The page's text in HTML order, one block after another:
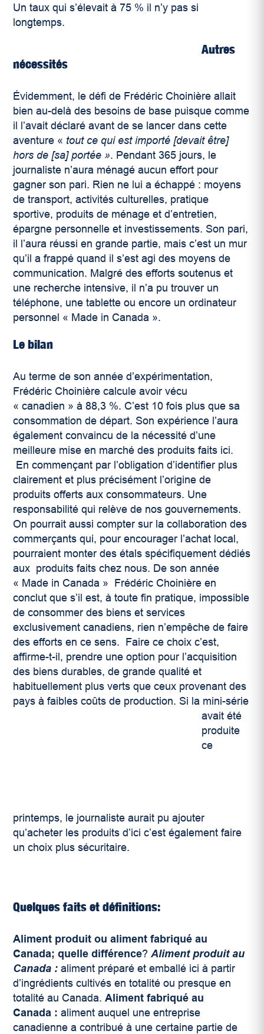
Un taux qui s’élevait à 75 % il n’y pas si
longtemps.
Autres
nécessités
Évidemment, le défi de Frédéric Choinière allait
bien au-delà des besoins de base puisque comme
il l’avait déclaré avant de se lancer dans cette
aventure « tout ce qui est importé [devait être]
hors de [sa] portée ». Pendant 365 jours, le
journaliste n’aura ménagé aucun effort pour
gagner son pari. Rien ne lui a échappé : moyens
de transport, activités culturelles, pratique
sportive, produits de ménage et d’entretien,
épargne personnelle et investissements. Son pari,
il l’aura réussi en grande partie, mais c’est un mur
qu’il a frappé quand il s’est agi des moyens de
communication. Malgré des efforts soutenus et
une recherche intensive, il n’a pu trouver un
téléphone, une tablette ou encore un ordinateur
personnel « Made in Canada ».
Le bilan
Au terme de son année d’expérimentation,
Frédéric Choinière calcule avoir vécu
« canadien » à 88,3 %. C’est 10 fois plus que sa
consommation de départ. Son expérience l’aura
également convaincu de la nécessité d’une
meilleure mise en marché des produits faits ici.
En commençant par l’obligation d’identifier plus
clairement et plus précisément l’origine de
produits offerts aux consommateurs. Une
responsabilité qui relève de nos gouvernements.
On pourrait aussi compter sur la collaboration des
commerçants qui, pour encourager l’achat local,
pourraient monter des étals spécifiquement dédiés
aux produits faits chez nous. De son année
« Made in Canada » Frédéric Choinière en
conclut que s’il est, à toute fin pratique, impossible
de consommer des biens et services
exclusivement canadiens, rien n’empêche de faire
des efforts en ce sens. Faire ce choix c’est,
affirme-t-il, prendre une option pour l’acquisition
des biens durables, de grande qualité et
habituellement plus verts que ceux provenant des
pays à faibles coûts de production.Si la mini-série
avait été
produite
ce
printemps, le journaliste aurait pu ajouter
qu’acheter les produits d’ici c’est également faire
un choix plus sécuritaire.
Quelques faits et définitions:
Aliment produit ou aliment fabriqué au
Canada; quelle différence?Aliment produit au
Canada : aliment préparé et emballé ici à partir
d’ingrédients cultivés en totalité ou presque en
totalité au Canada.Aliment fabriqué au
Canada : aliment auquel une entreprise
canadienne a contribué à une certaine partie de